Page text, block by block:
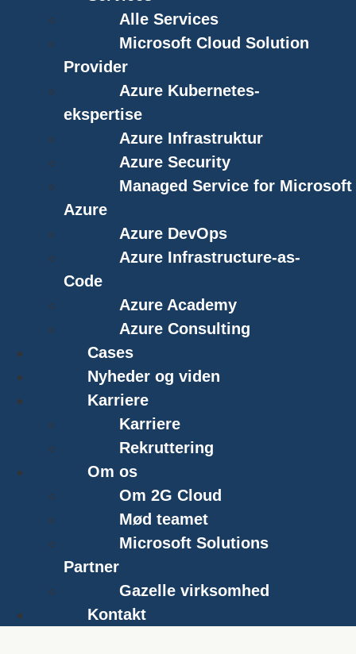
Alle Services
Microsoft Cloud Solution
Provider
Azure Kubernetes-
ekspertise
Azure Infrastruktur
Azure Security
Managed Service for Microsoft
Azure
Azure DevOps
Azure Infrastructure-as-
Code
Azure Academy
Azure Consulting
Cases
Nyheder og viden
Karriere
Karriere
Rekruttering
Om os
Om 2G Cloud
Mød teamet
Microsoft Solutions
Partner
Gazelle virksomhed
Kontakt